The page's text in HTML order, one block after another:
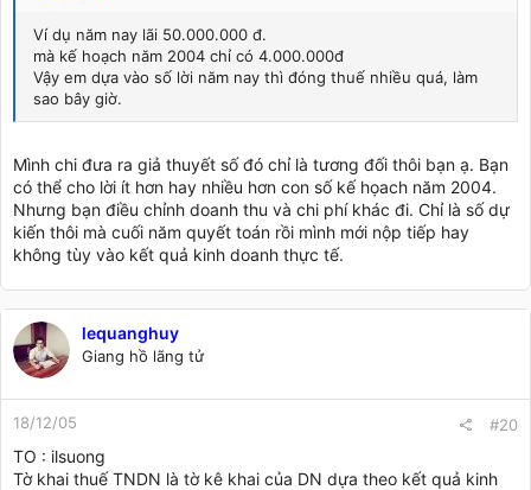
Ví dụ năm nay lãi 50.000.000 đ.
mà kế hoạch năm 2004 chỉ có 4.000.000đ
Vậy em dựa vào số lời năm nay thì đóng thuế nhiều quá, làm
sao bây giờ.
Mình chi đưa ra giả thuyết số đó chỉ là tương đối thôi bạn ạ. Bạn
có thể cho lời ít hơn hay nhiều hơn con số kế họach năm 2004.
Nhưng bạn điều chỉnh doanh thu và chi phí khác đi. Chỉ là số dự
kiến thôi mà cuối năm quyết toán rồi mình mới nộp tiếp hay
không tùy vào kết quả kinh doanh thực tế.
lequanghuy
Giang hồ lãng tử
18/12/05 #20
TO : ilsuong
Tờ khai thuế TNDN là tờ kê khai của DN dựa theo kết quả kinh